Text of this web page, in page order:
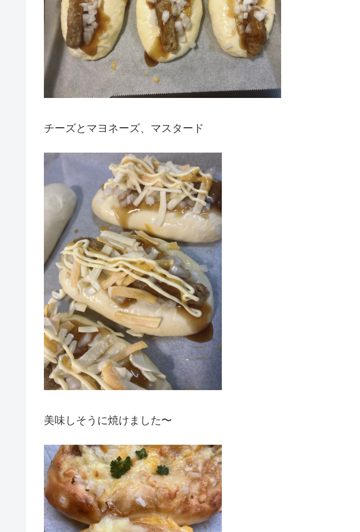
チーズとマヨネーズ、マスタード
美味しそうに焼けました〜